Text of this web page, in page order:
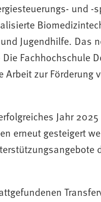
und -
Jugendhilfe. Das
Die Fachhochschule
zur Förderung
Jahr
erneut gesteigert